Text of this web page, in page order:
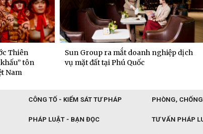
Thiên
tôn
Nam
Sun Group ra mắt doanh nghiệp dịch
vụ mặt đất tại Phú Quốc
CÔNG TỐ - KIỂM SÁT TƯ PHÁP PHÒNG,
PHÁP LUẬT - BẠN ĐỌC TƯ VẤN PHÁP